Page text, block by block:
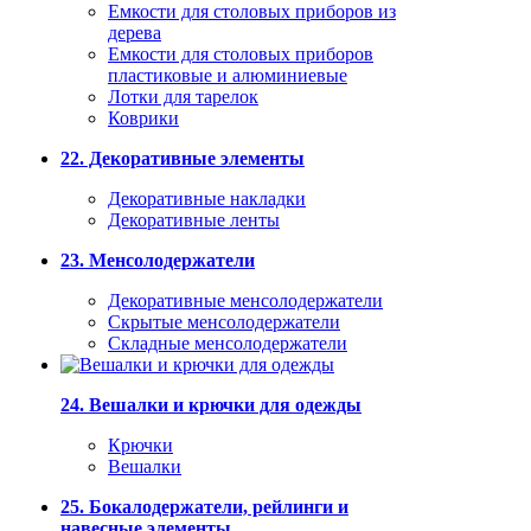
Емкости для столовых приборов из
дерева
Емкости для столовых приборов
пластиковые и алюминиевые
Лотки для тарелок
Коврики
22. Декоративные элементы
Декоративные накладки
Декоративные ленты
23. Менсолодержатели
Декоративные менсолодержатели
Скрытые менсолодержатели
Складные менсолодержатели
24. Вешалки и крючки для одежды
Крючки
Вешалки
25. Бокалодержатели, рейлинги и